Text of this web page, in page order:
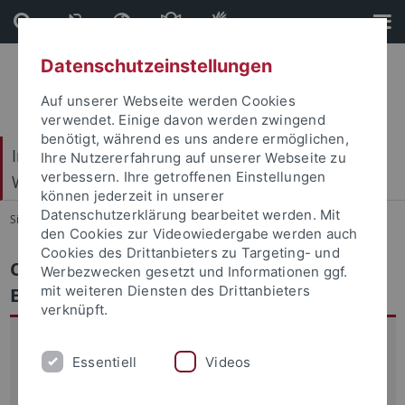
Direkt
zum
Inhalt
Direkt
zur
Fußleiste
Internationales Zentrum für Ethik in den
Wissenschaften (IZEW)
Sie sind hier: Startseite ... Conversational Agents in der Bildung
Conversational Agents in der Bildung:
Ethische Reflexion
Anwendungen wie Chatbots bieten neue Chancen der
Datenschutzeinstellungen
Auf unserer Webseite werden Cookies
verwendet. Einige davon werden zwingend
benötigt, während es uns andere ermöglichen,
Ihre Nutzererfahrung auf unserer Webseite zu
verbessern. Ihre getroffenen Einstellungen
können jederzeit in unserer
Datenschutzerklärung bearbeitet werden. Mit
den Cookies zur Videowiedergabe werden auch
Cookies des Drittanbieters zu Targeting- und
Werbezwecken gesetzt und Informationen ggf.
mit weiteren Diensten des Drittanbieters
verknüpft.
Essentiell Videos